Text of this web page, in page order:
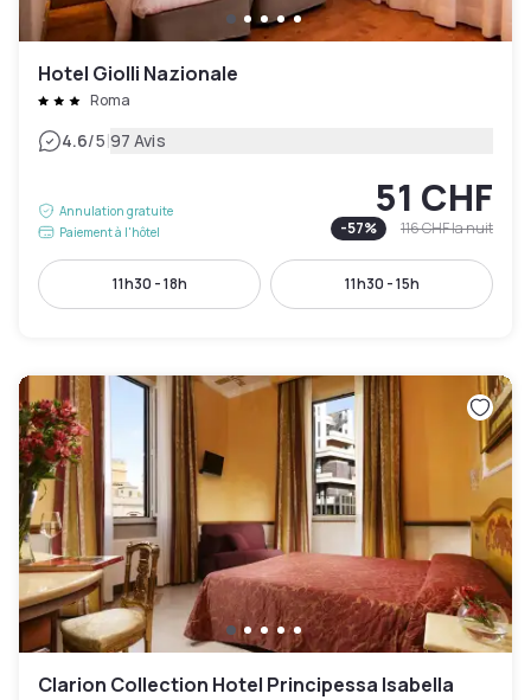
Hotel Giolli Nazionale
Roma
4.6/5|97 Avis
Annulation gratuite
Paiement à l'hôtel
51 CHF
-57% 116 CHFla nuit
11h30 - 18h 11h30 - 15h
Clarion Collection Hotel Principessa Isabella